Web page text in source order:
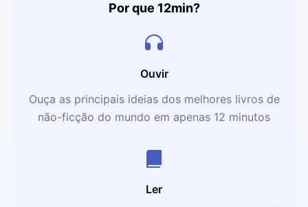
Por que 12min?
Ouvir
Ouça as principais ideias dos melhores livros de
não-ficção do mundo em apenas 12 minutos
Ler